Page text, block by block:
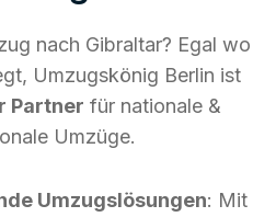
nach Gibraltar? Egal wo
Umzugskönig Berlin ist
Partner für nationale &
Umzüge.
Umzugslösungen: Mit